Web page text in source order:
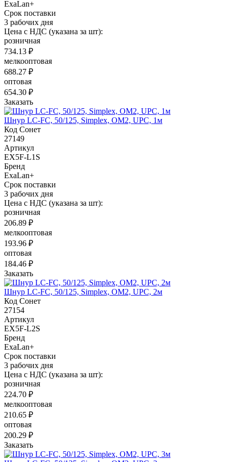
ExaLan+
Срок поставки
3 рабочих дня
Цена с НДС (указана за шт):
розничная
734.13 ₽
мелкооптовая
688.27 ₽
оптовая
654.30 ₽
Заказать
Шнур LC-FC, 50/125, Simplex, OM2, UPC, 1м
Код Сонет
27149
Артикул
EX5F-L1S
Бренд
ExaLan+
Срок поставки
3 рабочих дня
Цена с НДС (указана за шт):
розничная
206.89 ₽
мелкооптовая
193.96 ₽
оптовая
184.46 ₽
Заказать
Шнур LC-FC, 50/125, Simplex, OM2, UPC, 2м
Код Сонет
27154
Артикул
EX5F-L2S
Бренд
ExaLan+
Срок поставки
3 рабочих дня
Цена с НДС (указана за шт):
розничная
224.70 ₽
мелкооптовая
210.65 ₽
оптовая
200.29 ₽
Заказать